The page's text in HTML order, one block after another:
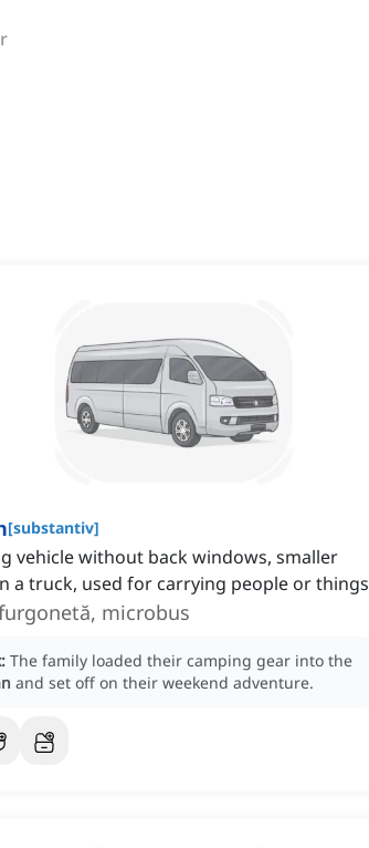
[substantiv]
vehicle without back windows, smaller
a truck, used for carrying people or things
microbus
The family loaded their camping gear into the
and set off on their weekend adventure.